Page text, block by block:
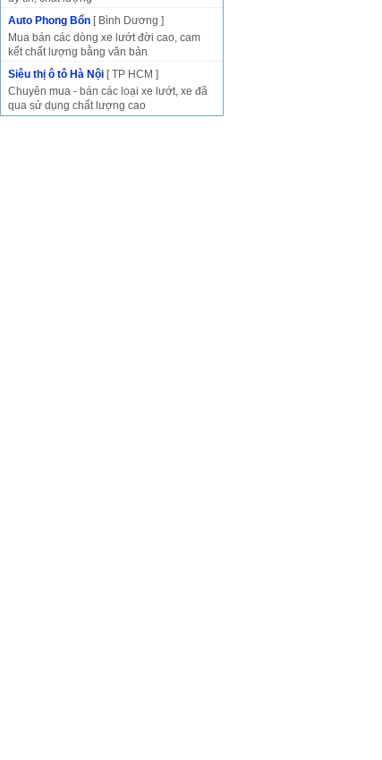
Auto Phong Bổn [ Bình Dương ]
Mua bán các dòng xe lướt đời cao, cam
kết chất lượng bằng văn bản
Siêu thị ô tô Hà Nội [ TP HCM ]
Chuyên mua - bán các loại xe lướt, xe đã
qua sử dụng chất lượng cao